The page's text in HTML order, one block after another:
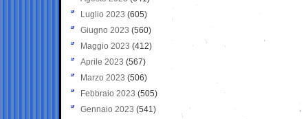
Luglio 2023 (605)
Giugno 2023 (560)
Maggio 2023 (412)
Aprile 2023 (567)
Marzo 2023 (506)
Febbraio 2023 (505)
Gennaio 2023 (541)